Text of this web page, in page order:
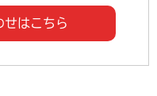
せはこちら